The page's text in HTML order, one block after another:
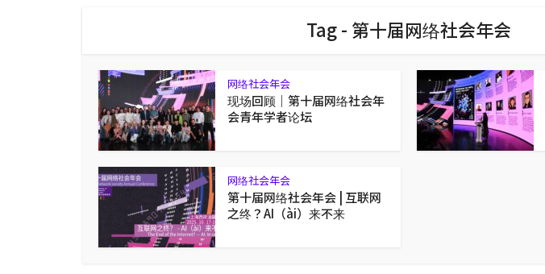
Tag - 第十届网络社会年会
网络社会年会
现场回顾｜第十届网络社会年
会青年学者论坛
网络社会年会
第十届网络社会年会 | 互联网
之终？AI（ài）来不来